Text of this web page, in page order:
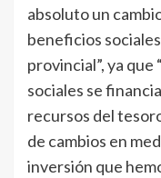
absoluto un
beneficios
provincial”, ya que
sociales se
recursos del
de cambios en
inversión que